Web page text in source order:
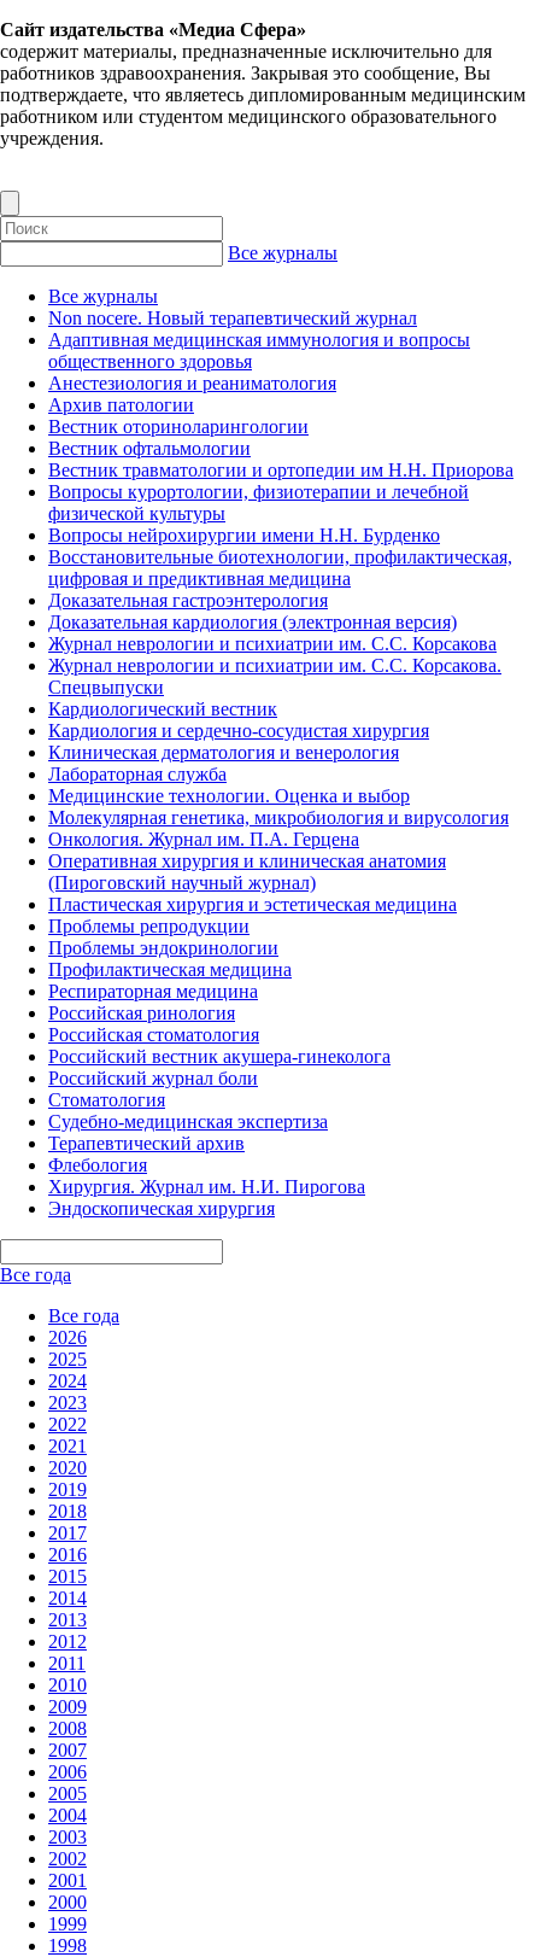
Сайт издательства «Медиа Сфера»
содержит материалы, предназначенные исключительно для
работников здравоохранения. Закрывая это сообщение, Вы
подтверждаете, что являетесь дипломированным медицинским
работником или студентом медицинского образовательного
учреждения.
Все журналы
Все журналы
Non nocere. Новый терапевтический журнал
Адаптивная медицинская иммунология и вопросы
общественного здоровья
Анестезиология и реаниматология
Архив патологии
Вестник оториноларингологии
Вестник офтальмологии
Вестник травматологии и ортопедии им Н.Н. Приорова
Вопросы курортологии, физиотерапии и лечебной
физической культуры
Вопросы нейрохирургии имени Н.Н. Бурденко
Восстановительные биотехнологии, профилактическая,
цифровая и предиктивная медицина
Доказательная гастроэнтерология
Доказательная кардиология (электронная версия)
Журнал неврологии и психиатрии им. С.С. Корсакова
Журнал неврологии и психиатрии им. С.С. Корсакова.
Спецвыпуски
Кардиологический вестник
Кардиология и сердечно-сосудистая хирургия
Клиническая дерматология и венерология
Лабораторная служба
Медицинские технологии. Оценка и выбор
Молекулярная генетика, микробиология и вирусология
Онкология. Журнал им. П.А. Герцена
Оперативная хирургия и клиническая анатомия
(Пироговский научный журнал)
Пластическая хирургия и эстетическая медицина
Проблемы репродукции
Проблемы эндокринологии
Профилактическая медицина
Респираторная медицина
Российская ринология
Российская стоматология
Российский вестник акушера-гинеколога
Российский журнал боли
Стоматология
Судебно-медицинская экспертиза
Терапевтический архив
Флебология
Хирургия. Журнал им. Н.И. Пирогова
Эндоскопическая хирургия
Все года
Все года
2026
2025
2024
2023
2022
2021
2020
2019
2018
2017
2016
2015
2014
2013
2012
2011
2010
2009
2008
2007
2006
2005
2004
2003
2002
2001
2000
1999
1998